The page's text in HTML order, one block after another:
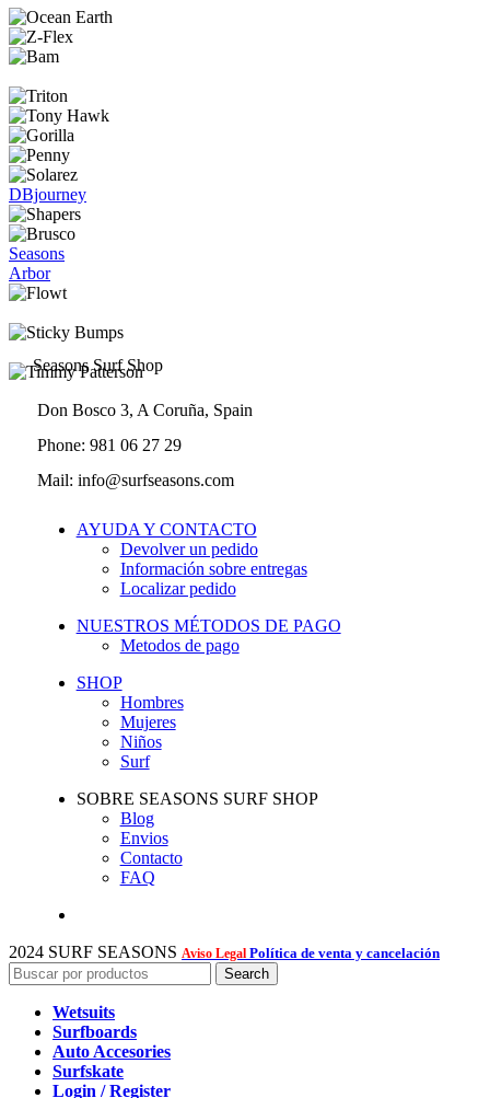
DBjourney
Seasons
Arbor
Seasons Surf Shop
Don Bosco 3, A Coruña, Spain
Phone: 981 06 27 29
Mail: info@surfseasons.com
AYUDA Y CONTACTO
Devolver un pedido
Información sobre entregas
Localizar pedido
NUESTROS MÉTODOS DE PAGO
Metodos de pago
SHOP
Hombres
Mujeres
Niños
Surf
SOBRE SEASONS SURF SHOP
Blog
Envios
Contacto
FAQ
2024 SURF SEASONS Aviso Legal Política de venta y cancelación
Search
Wetsuits
Surfboards
Auto Accesories
Surfskate
Login / Register